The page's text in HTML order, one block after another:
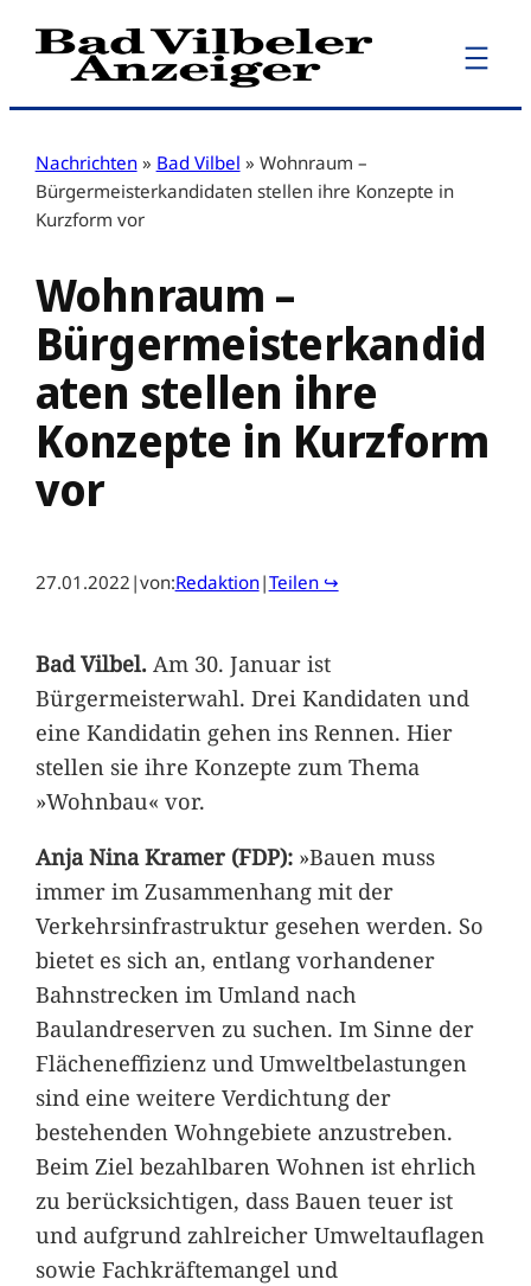
Zum
Inhalt
Nachrichten » Bad Vilbel » Wohnraum –
Bürgermeisterkandidaten stellen ihre Konzepte in
Kurzform vor
Wohnraum –
Bürgermeisterkandid
aten stellen ihre
Konzepte in Kurzform
vor
27.01.2022 |von:Redaktion|Teilen ↪
Bad Vilbel.Am 30. Januar ist
Bürgermeisterwahl. Drei Kandidaten und
eine Kandidatin gehen ins Rennen. Hier
stellen sie ihre Konzepte zum Thema
»Wohnbau« vor.
Anja Nina Kramer (FDP):»Bauen muss
immer im Zusammenhang mit der
Verkehrsinfrastruktur gesehen werden. So
bietet es sich an, entlang vorhandener
Bahnstrecken im Umland nach
Baulandreserven zu suchen. Im Sinne der
Flächeneffizienz und Umweltbelastungen
sind eine weitere Verdichtung der
bestehenden Wohngebiete anzustreben.
Beim Ziel bezahlbaren Wohnen ist ehrlich
zu berücksichtigen, dass Bauen teuer ist
und aufgrund zahlreicher Umweltauflagen
sowie Fachkräftemangel und